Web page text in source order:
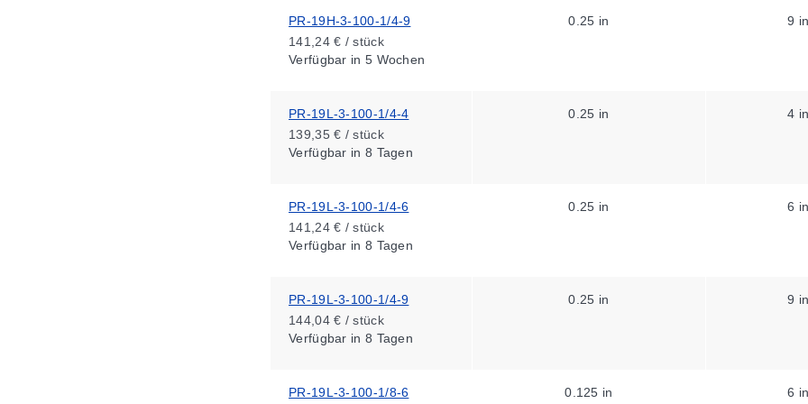
PR-19H-3-100-1/4-9
141,24 € / stück
Verfügbar in 5 Wochen
0.25 in 9
PR-19L-3-100-1/4-4
139,35 € / stück
Verfügbar in 8 Tagen
0.25 in 4
PR-19L-3-100-1/4-6
141,24 € / stück
Verfügbar in 8 Tagen
0.25 in 6
PR-19L-3-100-1/4-9
144,04 € / stück
Verfügbar in 8 Tagen
0.25 in 9
PR-19L-3-100-1/8-6 0.125 in 6